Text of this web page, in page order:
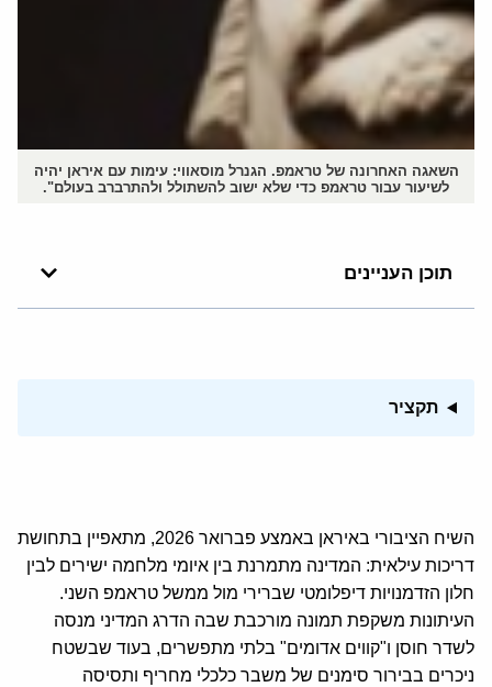
השאגה האחרונה של טראמפ. הגנרל מוסאווי: עימות עם איראן יהיה
לשיעור עבור טראמפ כדי שלא ישוב להשתולל ולהתרברב בעולם".
תוכן העניינים
תקציר
השיח הציבורי באיראן באמצע פברואר 2026, מתאפיין בתחושת
דריכות עילאית: המדינה מתמרנת בין איומי מלחמה ישירים לבין
חלון הזדמנויות דיפלומטי שברירי מול ממשל טראמפ השני.
העיתונות משקפת תמונה מורכבת שבה הדרג המדיני מנסה
לשדר חוסן ו"קווים אדומים" בלתי מתפשרים, בעוד שבשטח
ניכרים בבירור סימנים של משבר כלכלי מחריף ותסיסה